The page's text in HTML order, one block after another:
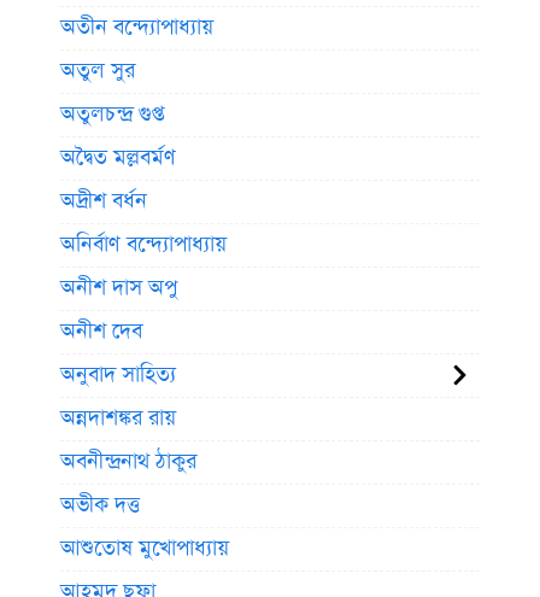
অতীন বন্দ্যোপাধ্যায়
অতুল সুর
অতুলচন্দ্র গুপ্ত
অদ্বৈত মল্লবর্মণ
অদ্রীশ বর্ধন
অনির্বাণ বন্দ্যোপাধ্যায়
অনীশ দাস অপু
অনীশ দেব
অনুবাদ সাহিত্য
অন্নদাশঙ্কর রায়
অবনীন্দ্রনাথ ঠাকুর
অভীক দত্ত
আশুতোষ মুখোপাধ্যায়